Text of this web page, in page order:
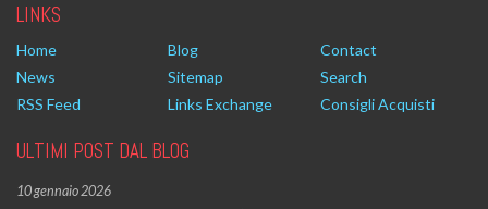
LINKS
Home Blog
Contact
News
Sitemap
Search
RSS Feed
Links Exchange Consigli Acquisti
ULTIMI POST DAL BLOG
10 gennaio 2026